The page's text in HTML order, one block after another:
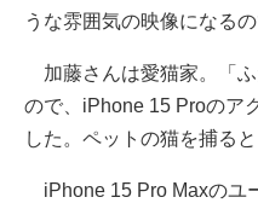
うな雰囲気の映像になる
加藤さんは愛猫家。「
ので、iPhone 15 Proのア
した。ペットの猫を捕る
iPhone 15 Pro Maxのユ